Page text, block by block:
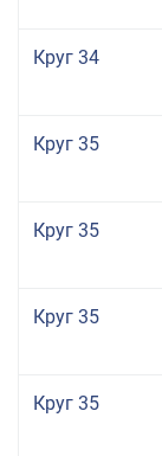
Круг 34
Круг 35
Круг 35
Круг 35
Круг 35